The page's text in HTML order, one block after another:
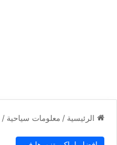
الرئيسية / معلومات سياحية /